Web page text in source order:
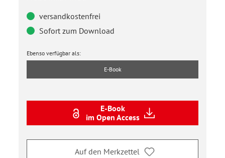
versandkostenfrei
Sofort zum Download
Ebenso verfügbar als:
E-Book
E-Book
im Open Access
Auf den Merkzettel